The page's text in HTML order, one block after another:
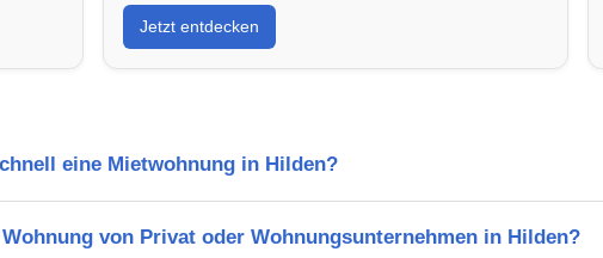
Jetzt entdecken
eine Mietwohnung in Hilden?
von Privat oder Wohnungsunternehmen in Hilden?